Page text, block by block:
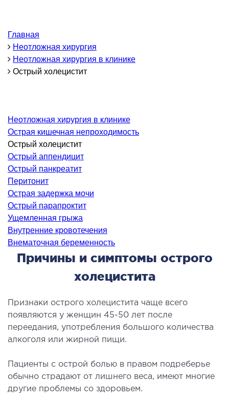
и нутрициология
терапия
помощь
ЗАБОЛЕВАНИЯ
ушей
И ЛОР-ХИРУРГИЯ
пазух
лечение заболеваний и
гортани и глотки
Главная
Неотложная хирургия
Неотложная хирургия в клинике
Острый холецистит
Неотложная хирургия в клинике
Острая кишечная непроходимость
Острый холецистит
Острый аппендицит
Острый панкреатит
Перитонит
Острая задержка мочи
Острый парапроктит
Ущемленная грыжа
Внутренние кровотечения
Внематочная беременность
Причины и симптомы острого
холецистита
Признаки острого холецистита чаще всего
появляются у женщин 45-50 лет после
переедания, употребления большого количества
алкоголя или жирной пищи.
Пациенты с острой болью в правом подреберье
обычно страдают от лишнего веса, имеют многие
другие проблемы со здоровьем.